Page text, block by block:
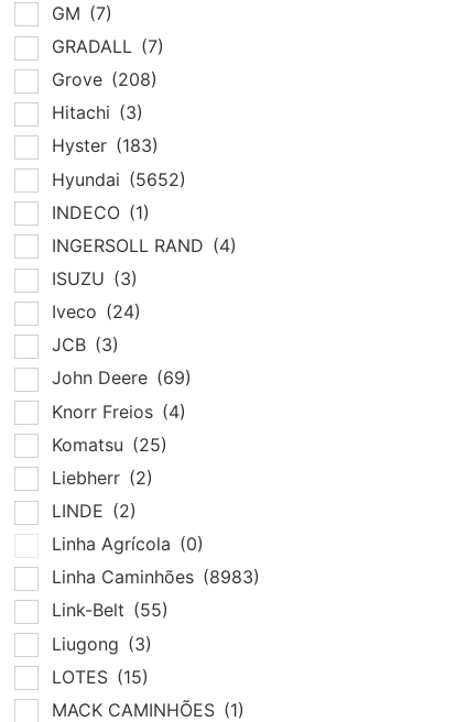
GM (7)
GRADALL (7)
Grove (208)
Hitachi (3)
Hyster (183)
Hyundai (5652)
INDECO (1)
INGERSOLL RAND (4)
ISUZU (3)
Iveco (24)
JCB (3)
John Deere (69)
Knorr Freios (4)
Komatsu (25)
Liebherr (2)
LINDE (2)
Linha Agrícola (0)
Linha Caminhões (8983)
Link-Belt (55)
Liugong (3)
LOTES (15)
MACK CAMINHÕES (1)